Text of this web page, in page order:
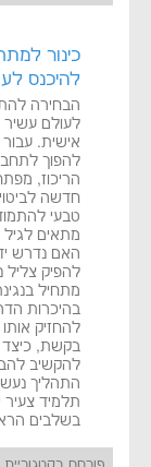
כינור
להיכנס
הבחירה
לעולם עשיר
אישית. עבור
להפוך
הריכוז,
חדשה
טבעי
מתאים לגיל
האם נדרש
להפיק צליל
מתחיל
בהיכרות
להחזיק
בקשת,
להקשיב
התהליך
תלמיד צעיר
בשלבים